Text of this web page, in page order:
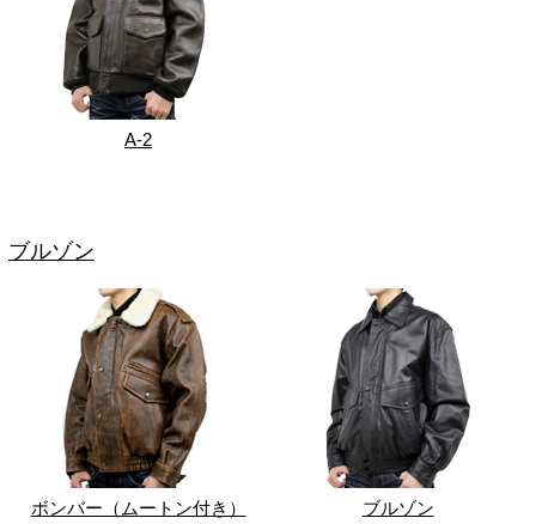
A-2
ブルゾン
ボンバー（ムートン付き） ブルゾン